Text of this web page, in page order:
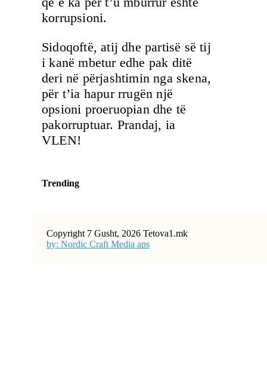
korrupsioni.
Sidoqoftë, atij dhe partisë së tij
i kanë mbetur edhe pak ditë
deri në përjashtimin nga skena,
për t’ia hapur rrugën një
opsioni proeruopian dhe të
pakorruptuar. Prandaj, ia
VLEN!
Trending
Copyright 7 Gusht, 2026 Tetova1.mk
by: Nordic Craft Media aps